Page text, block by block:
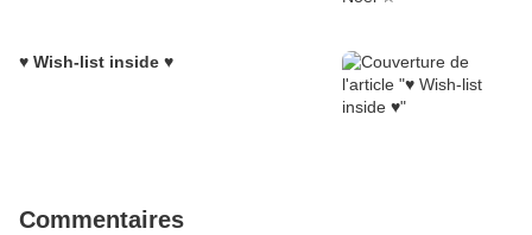
♥ Wish-list inside ♥
Commentaires